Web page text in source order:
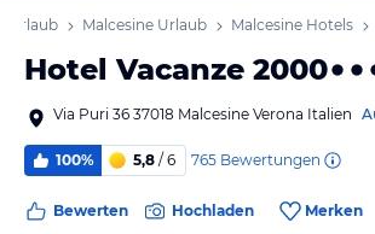
Urlaub Malcesine Urlaub Malcesine Hotels
Hotel Vacanze 2000
Via Puri 36 37018 Malcesine Verona Italien
100% 5,8 / 6 765 Bewertungen
Bewerten Hochladen Merken